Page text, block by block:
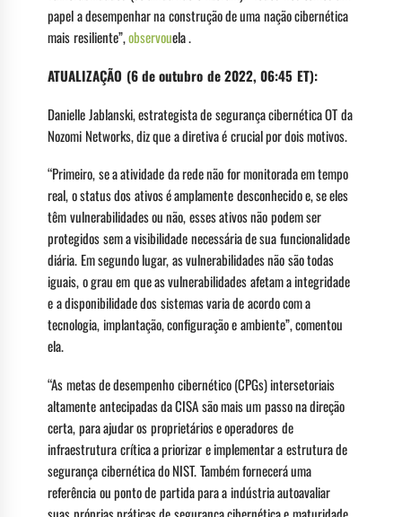
papel a desempenhar na construção de uma nação cibernética
mais resiliente”,observouela .
ATUALIZAÇÃO (6 de outubro de 2022, 06:45 ET):
Danielle Jablanski, estrategista de segurança cibernética OT da
Nozomi Networks, diz que a diretiva é crucial por dois motivos.
“Primeiro, se a atividade da rede não for monitorada em tempo
real, o status dos ativos é amplamente desconhecido e, se eles
têm vulnerabilidades ou não, esses ativos não podem ser
protegidos sem a visibilidade necessária de sua funcionalidade
diária. Em segundo lugar, as vulnerabilidades não são todas
iguais, o grau em que as vulnerabilidades afetam a integridade
e a disponibilidade dos sistemas varia de acordo com a
tecnologia, implantação, configuração e ambiente”, comentou
ela.
“As metas de desempenho cibernético (CPGs) intersetoriais
altamente antecipadas da CISA são mais um passo na direção
certa, para ajudar os proprietários e operadores de
infraestrutura crítica a priorizar e implementar a estrutura de
segurança cibernética do NIST. Também fornecerá uma
referência ou ponto de partida para a indústria autoavaliar